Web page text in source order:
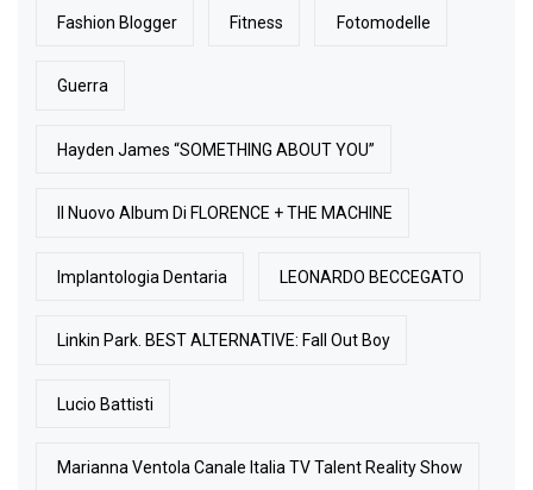
Fashion Blogger Fitness Fotomodelle
Guerra
Hayden James “SOMETHING ABOUT YOU”
Il Nuovo Album Di FLORENCE + THE MACHINE
Implantologia Dentaria LEONARDO BECCEGATO
Linkin Park. BEST ALTERNATIVE: Fall Out Boy
Lucio Battisti
Marianna Ventola Canale Italia TV Talent Reality Show